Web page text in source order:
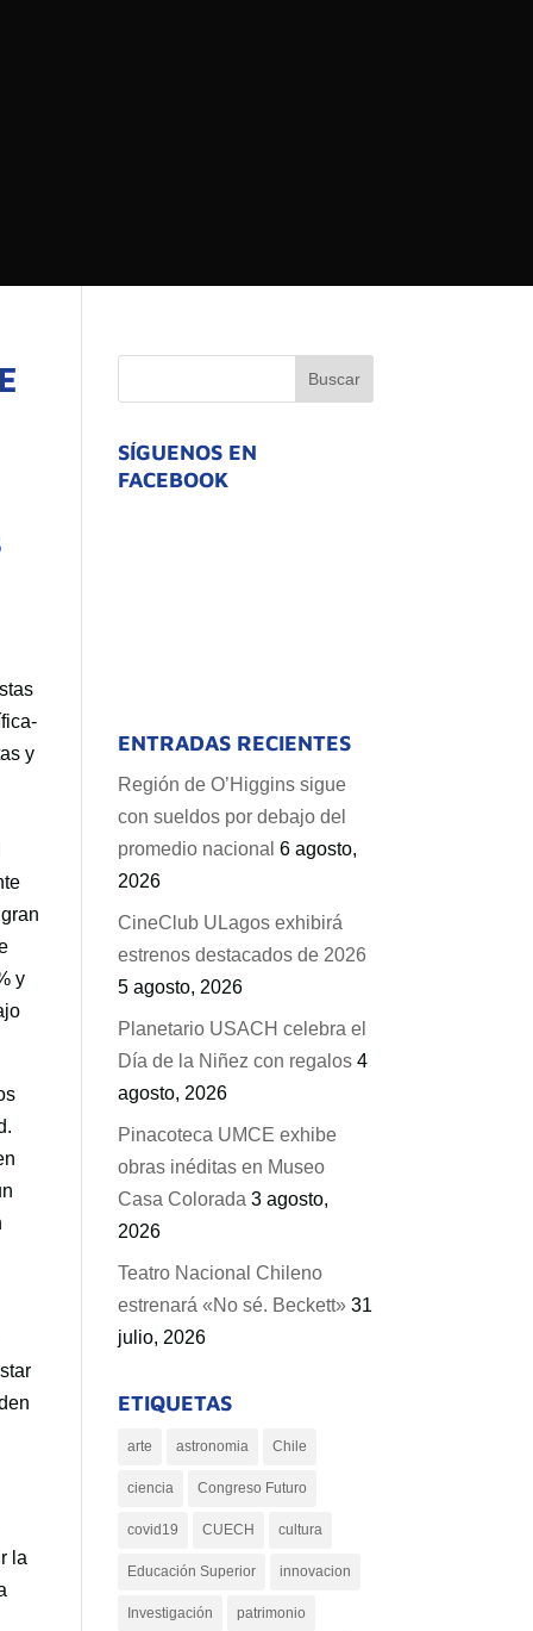
y
y
la
SÍGUENOS EN
FACEBOOK
ENTRADAS RECIENTES
Región de O’Higgins sigue
con sueldos por debajo del
promedio nacional 6 agosto,
2026
CineClub ULagos exhibirá
estrenos destacados de 2026
5 agosto, 2026
Planetario USACH celebra el
Día de la Niñez con regalos 4
agosto, 2026
Pinacoteca UMCE exhibe
obras inéditas en Museo
Casa Colorada 3 agosto,
2026
Teatro Nacional Chileno
estrenará «No sé. Beckett» 31
julio, 2026
ETIQUETAS
arte astronomia Chile
ciencia Congreso Futuro
covid19 CUECH cultura
Educación Superior innovacion
Investigación patrimonio